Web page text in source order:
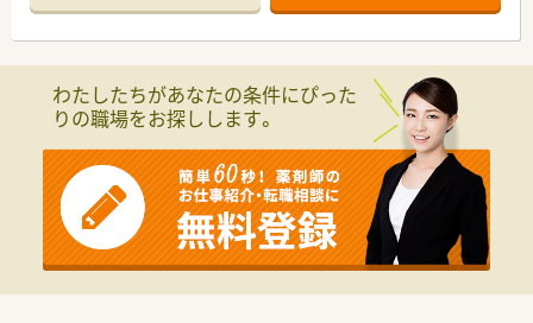
に活気のある雰囲気で運営しています。
■これまでのご経験やスキルを十分に考慮し、年収450万円から
550万円の範囲で優遇いたします。
■週休2.5日制を採用しており、年間休日は120日と、プライベー
■月々の薬剤師手当や定額業務手当に加え、充実した福利厚生で
社員の生活をしっかりと支えます。
【法人特徴について】
■仙台市を中心に20店舗以上を展開する地域密着型の薬局で、
原則として転居を伴う異動はありません。
■MR出身の行動力ある社長のもと、年間約2店舗のペースで新規
わたしたちがあなたの条件にぴった
りの職場をお探しします。